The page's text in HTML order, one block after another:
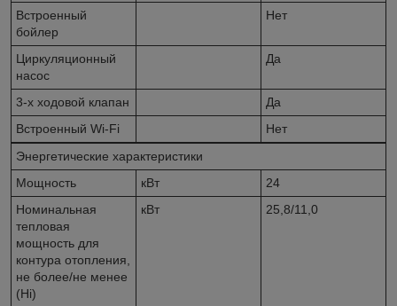
Встроенный
бойлер
Нет
Циркуляционный
насос
Да
3-х ходовой клапан
Да
Встроенный Wi-Fi
Нет
Энергетические характеристики
Мощность
кВт
24
Номинальная
тепловая
мощность для
контура отопления,
не более/не менее
(Hi)
кВт 25,8/11,0